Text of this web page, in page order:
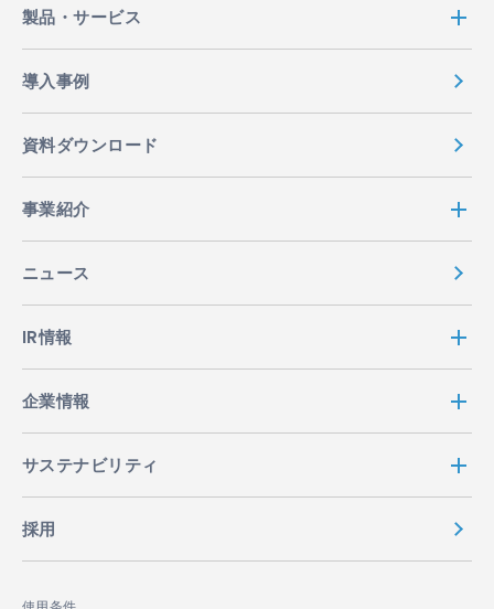
製品・サービス
導入事例
資料ダウンロード
事業紹介
ニュース
IR情報
企業情報
サステナビリティ
採用